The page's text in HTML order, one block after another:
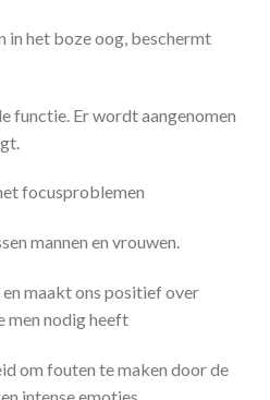
in het boze oog, beschermt
functie. Er wordt aangenomen
focusproblemen
mannen en vrouwen.
maakt ons positief over
men nodig heeft
om fouten te maken door de